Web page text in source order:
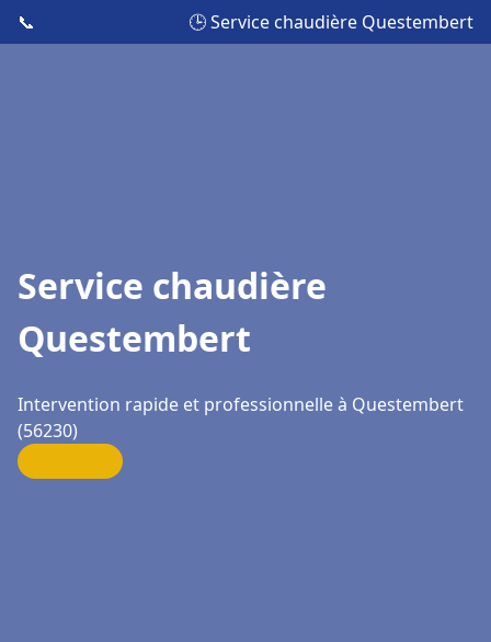
📞 🕒 Service chaudière Questembert
Service chaudière
Questembert
Intervention rapide et professionnelle à Questembert
(56230)